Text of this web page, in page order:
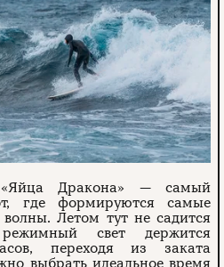
«Яйца Дракона» — самый
где формируются самые
волны. Летом тут не садится
свет держится
переходя из заката